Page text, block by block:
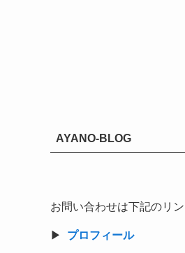
AYANO-BLOG
お問い合わせは下記のリ
▶︎ プロフィール